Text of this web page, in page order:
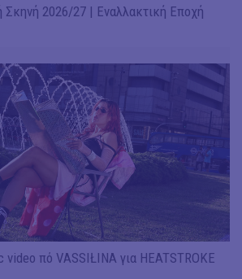
Σκηνή 2026/27 | Εναλλακτική Εποχή
πό VASSIŁINA για HEATSTROKE